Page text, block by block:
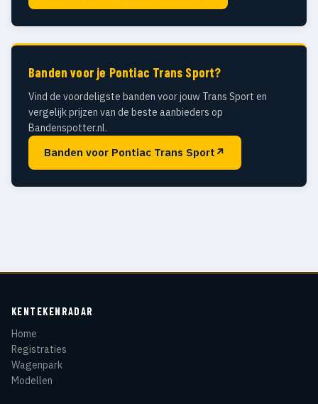
Banden voor je Pontiac Trans Sport?
Vind de voordeligste banden voor jouw Trans Sport en
vergelijk prijzen van de beste aanbieders op
Bandenspotter.nl.
Banden voor Pontiac Trans Sport ↗
KENTEKENRADAR
Home
Registraties
Wagenpark
Modellen